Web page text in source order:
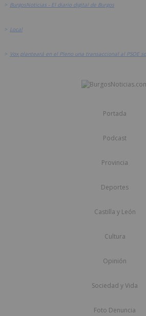
> BurgosNoticias - El diario digital de Burgos
> Local
> Vox planteará en el Pleno una transaccional al PSOE
Portada
Podcast
Provincia
Deportes
Castilla y León
Cultura
Opinión
Sociedad y Vida
Foto Denuncia